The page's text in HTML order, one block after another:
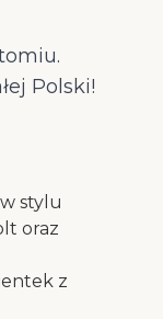
Polski!
stylu
oraz
z